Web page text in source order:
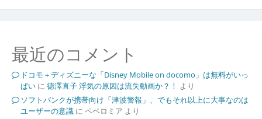
最近のコメント
ドコモ＋ディズニーな「Disney Mobile on docomo」は無料がいっ
ぱいに 徳澤直子 浮気の原因は流失動画か？！ より
ソフトバンクが携帯向け「津波警報」、でもそれ以上に大事なのは
ユーザーの意識に ペペロミア より